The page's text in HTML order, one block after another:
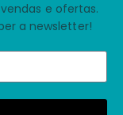
e ofertas.
a newsletter!